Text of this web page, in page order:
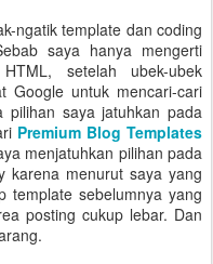
ngatik template dan coding
saya hanya mengerti
setelah ubek-ubek
Google untuk mencari-cari
pilihan saya jatuhkan pada
Premium Blog Templates
menjatuhkan pilihan pada
karena menurut saya yang
template sebelumnya yang
posting cukup lebar. Dan